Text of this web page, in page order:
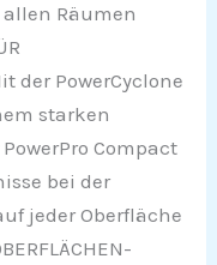
Räumen
der PowerCyclone
starken
Compact
bei der
jeder Oberfläche